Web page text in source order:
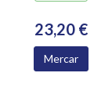
23,20 €
Mercar